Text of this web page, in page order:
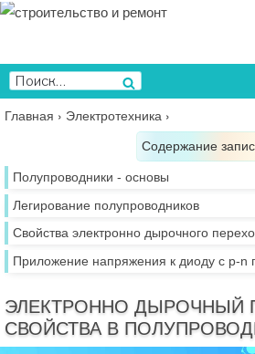
Перейти
содержимому
Искать:
Поиск
Главная › Электротехника ›
Содержание
Полупроводники - основы
Легирование полупроводников
Свойства электронно дырочного
Приложение напряжения к диоду с p-n
ЭЛЕКТРОННО ДЫРОЧНЫЙ
СВОЙСТВА В